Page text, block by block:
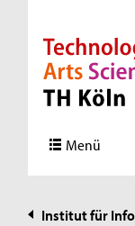
Direkt zur
Direkt zur
Direkt zum
Direkt zum
Menü
Institut für